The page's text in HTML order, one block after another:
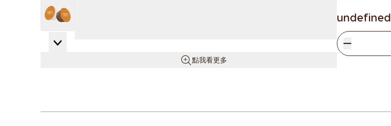
View larger image
View larger image
點我看更多
undefined